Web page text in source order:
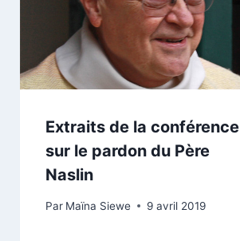
Extraits de la conférence
sur le pardon du Père
Naslin
Par Maïna Siewe 9 avril 2019